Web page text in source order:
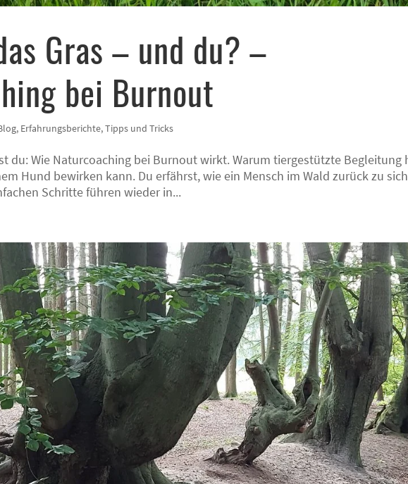
Gras – und du? –
bei Burnout
, Erfahrungsberichte,Tipps und Tricks
du: Wie Naturcoaching bei Burnout wirkt. Warum tiergestützte Begleitung
Hund bewirken kann. Du erfährst, wie ein Mensch im Wald zurück zu sich
Schritte führen wieder in...